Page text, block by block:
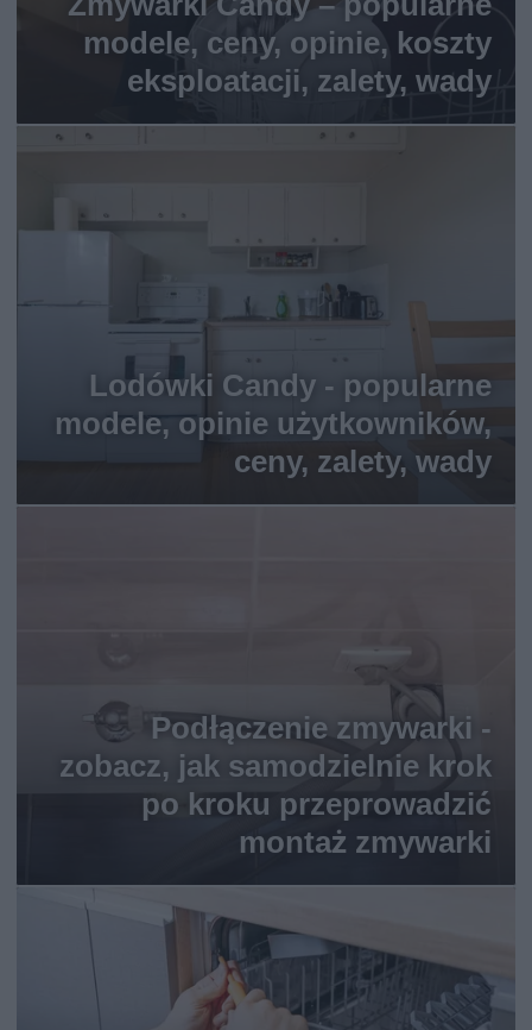
modele, ceny, opinie, koszty
eksploatacji, zalety, wady
Lodówki Candy - popularne
modele, opinie użytkowników,
ceny, zalety, wady
Podłączenie zmywarki -
zobacz, jak samodzielnie krok
po kroku przeprowadzić
montaż zmywarki